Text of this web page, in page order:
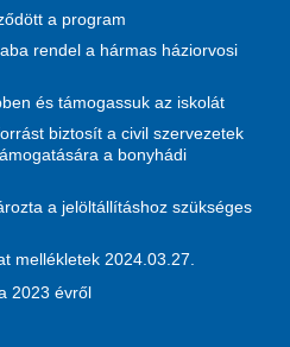
a program
rendel a hármas háziorvosi
és támogassuk az iskolát
biztosít a civil szervezetek
a bonyhádi
a jelöltállításhoz szükséges
mellékletek 2024.03.27.
2023 évről